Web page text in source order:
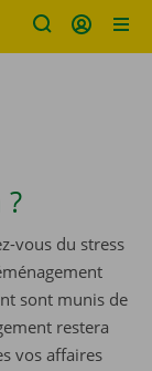
vous du stress
sont munis de
restera
vos affaires